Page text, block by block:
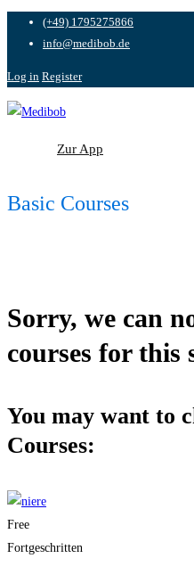
(+49) 1795275866
info@medibob.de
Log in Register
Zur App
Basic Courses
Sorry, we can
courses for this
You may want to
Courses:
Free
Fortgeschritten